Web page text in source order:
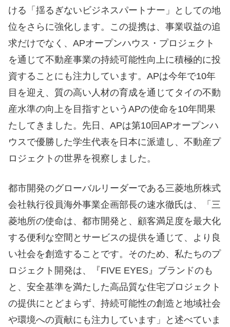
ける「揺るぎないビジネスパートナー」としての地
位をさらに強化します。この提携は、事業収益の追
求だけでなく、APオープンハウス・プロジェクト
を通じて不動産事業の持続可能性向上に積極的に投
資することにも注力しています。APは今年で10年
目を迎え、質の高い人材の育成を通じてタイの不動
産水準の向上を目指すというAPの使命を10年間果
たしてきました。先日、APは第10回APオープンハ
ウスで優勝した学生代表を日本に派遣し、不動産プ
ロジェクトの世界を視察しました。
都市開発のグローバルリーダーである三菱地所株式
会社執行役員海外事業企画部長の速水徹氏は、「三
菱地所の使命は、都市開発と、顧客満足度を最大化
する便利な空間とサービスの提供を通じて、より良
い社会を創造することです。そのため、私たちのプ
ロジェクト開発は、『FIVE EYES』ブランドのも
と、安全基準を満たした高品質な住宅プロジェクト
の提供にとどまらず、持続可能性の創造と地域社会
や環境への貢献にも注力しています」と述べていま